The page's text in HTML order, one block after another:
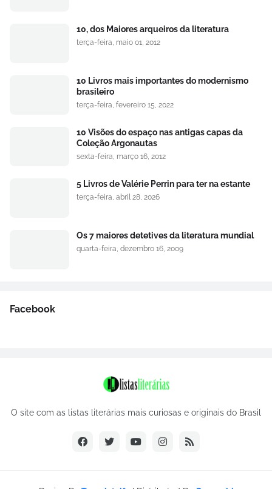
10, dos Maiores arqueiros da literatura
terça-feira, maio 01, 2012
10 Livros mais importantes do modernismo
brasileiro
terça-feira, fevereiro 15, 2022
10 Visões do espaço nas antigas capas da
Coleção Argonautas
sexta-feira, março 16, 2012
5 Livros de Valérie Perrin para ter na estante
terça-feira, abril 28, 2026
Os 7 maiores detetives da literatura mundial
quarta-feira, dezembro 16, 2009
Facebook
O site com as listas literárias mais curiosas e originais do Brasil